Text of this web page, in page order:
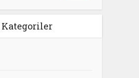
Kategoriler